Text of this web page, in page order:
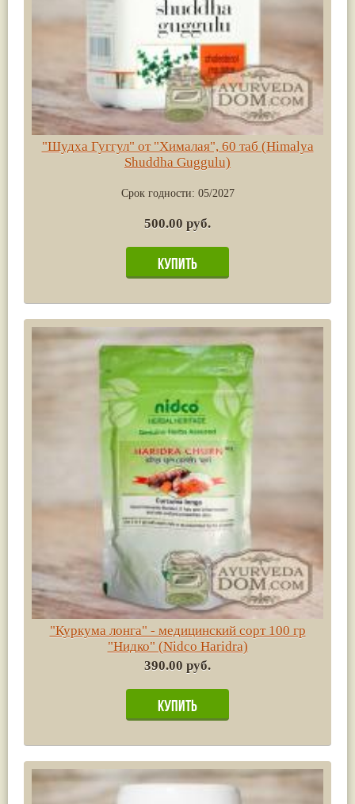
"Шудха Гуггул" от "Хималая", 60 таб (Himalya
Shuddha Guggulu)
Срок годности: 05/2027
500.00 руб.
"Куркума лонга" - медицинский сорт 100 гр
"Нидко" (Nidco Haridra)
390.00 руб.